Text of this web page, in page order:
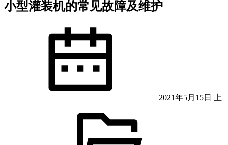
小型灌装机的常见故障及维护
2021年5月15日 上